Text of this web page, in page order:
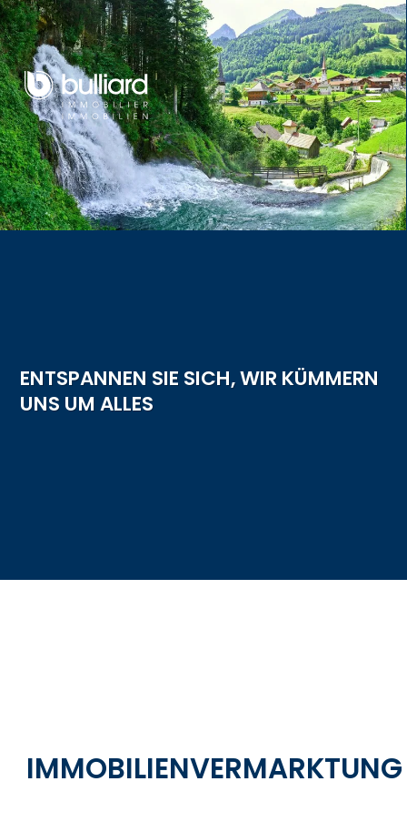
ENTSPANNEN SIE SICH, WIR KÜMMERN
UNS UM ALLES
IMMOBILIENVERMARKTUNG